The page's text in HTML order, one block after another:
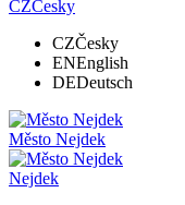
CZČesky
CZČesky
ENEnglish
DEDeutsch
Město Nejdek
Nejdek